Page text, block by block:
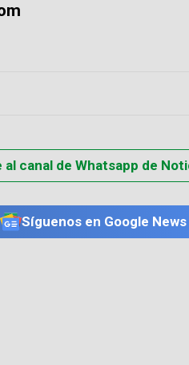
al canal de Whatsapp de
Síguenos en Google News